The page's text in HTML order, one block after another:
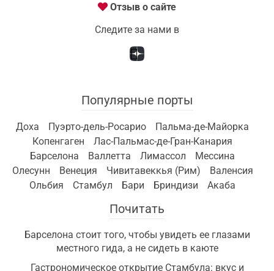
Отзыв о сайте
Следите за нами в
Популярные порты
Доха Пуэрто-дель-Росарио
Пальма-де-Майорка
Копенгаген
Лас-Пальмас-де-Гран-Канария
Барселона
Валлетта Лимассол
Мессина
Олесунн
Венеция Чивитавеккья (Рим)
Валенсия
Ольбия
Стамбул Бари Бриндизи Акаба
Почитать
Барселона стоит того, чтобы увидеть ее глазами
местного гида, а не сидеть в каюте
Гастрономическое открытие Стамбула: вкус и